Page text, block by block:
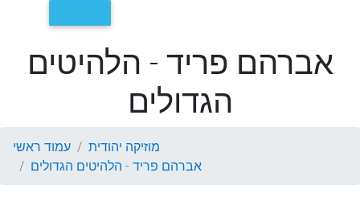
אברהם פריד - הלהיטים
הגדולים
עמוד ראשי
מוזיקה יהודית
אברהם פריד - הלהיטים הגדולים